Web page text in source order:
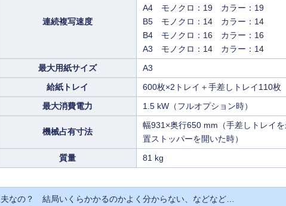
連続複写速度
A4 モノクロ：19 カラー：19
B5 モノクロ：14 カラー：14
B4 モノクロ：16 カラー：16
A3 モノクロ：14 カラー：14
最大用紙サイズ
A3
給紙トレイ
600枚×2トレイ＋手差しトレイ110枚
最大消費電力
1.5 kW（フルオプション時）
機械占有寸法
幅931×奥行650 mm（手差しトレイ
置ストッパーを開いた時）
質量
81 kg
なの？ 結局いくらかかるのかよく分からない、などなど…